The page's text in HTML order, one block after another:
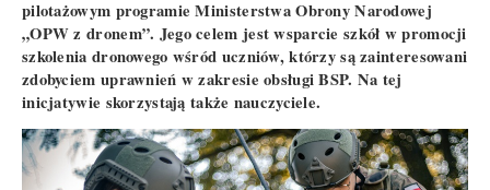
pilotażowym programie Ministerstwa Obrony Narodowej
„OPW z dronem”. Jego celem jest wsparcie szkół w promocji
szkolenia dronowego wśród uczniów, którzy są zainteresowani
zdobyciem uprawnień w zakresie obsługi BSP. Na tej
inicjatywie skorzystają także nauczyciele.